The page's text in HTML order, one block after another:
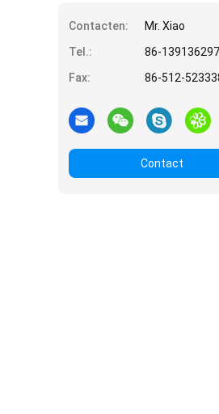
Contacten:
Mr. Xiao
Tel.:
86-
Fax:
86-512-
Contact